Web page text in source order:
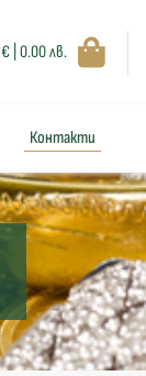
| 0.00 лв.
Контакти